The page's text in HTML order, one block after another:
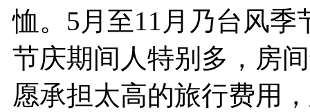
恤。5月至11月乃台风
节庆期间人特别多，房
愿承担太高的旅行费用